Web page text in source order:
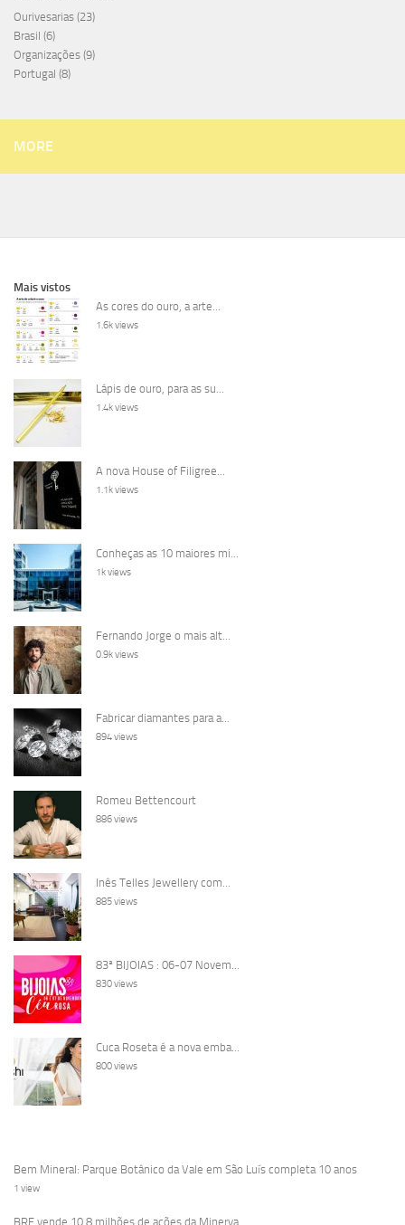
Ourivesarias (23)
Brasil (6)
Organizações (9)
Portugal (8)
MORE
Mais vistos
As cores do ouro, a arte...
1.6k views
Lápis de ouro, para as su...
1.4k views
A nova House of Filigree...
1.1k views
Conheças as 10 maiores mi...
1k views
Fernando Jorge o mais alt...
0.9k views
Fabricar diamantes para a...
894 views
Romeu Bettencourt
886 views
Inês Telles Jewellery com...
885 views
83ª BIJOIAS : 06-07 Novem...
830 views
Cuca Roseta é a nova emba...
800 views
Bem Mineral: Parque Botânico da Vale em São Luís completa 10 anos
1 view
BRF vende 10,8 milhões de ações da Minerva